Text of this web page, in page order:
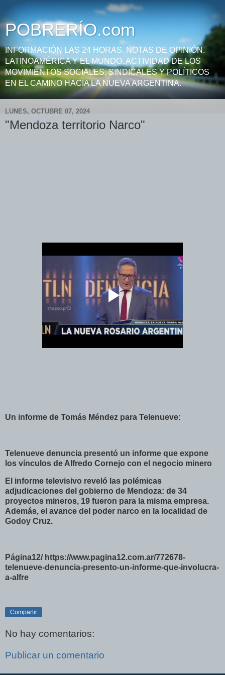
POBRERÍO.com
INFORMACIÓN LAS 24 HORAS. NOTAS DE OPINIÓN.
LATINOAMÉRICA Y EL MUNDO. ACTIVIDAD DE LOS
MOVIMIENTOS SOCIALES, SINDICALES Y POLÍTICOS
EN EL CAMINO HACIA LA NUEVA ARGENTINA.
LUNES, OCTUBRE 07, 2024
"Mendoza territorio Narco"
Un informe de Tomás Méndez para Telenueve:
Telenueve denuncia presentó un informe que expone
los vínculos de Alfredo Cornejo con el negocio minero
El informe televisivo reveló las polémicas
adjudicaciones del gobierno de Mendoza: de 34
proyectos mineros, 19 fueron para la misma empresa.
Además, el avance del poder narco en la localidad de
Godoy Cruz.
Página12/ https://www.pagina12.com.ar/772678-
telenueve-denuncia-presento-un-informe-que-involucra-
a-alfre
Compartir
No hay comentarios:
Publicar un comentario